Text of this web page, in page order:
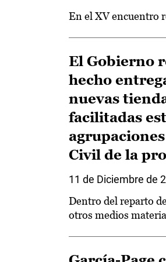
En el XV encuentro
El Gobierno
hecho
nuevas
facilitadas
Civil de la
11 de Diciembre de
Dentro del reparto
otros medios